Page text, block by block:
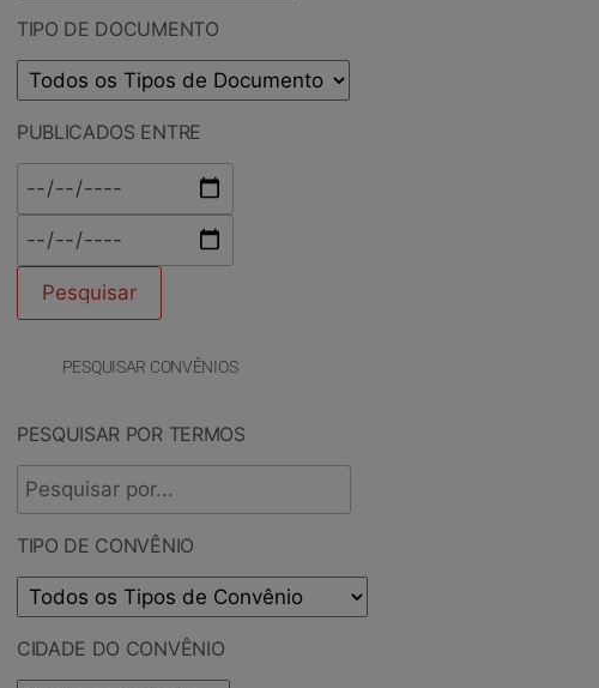
TIPO DE DOCUMENTO
PUBLICADOS ENTRE
PESQUISAR CONVÊNIOS
PESQUISAR POR TERMOS
TIPO DE CONVÊNIO
CIDADE DO CONVÊNIO